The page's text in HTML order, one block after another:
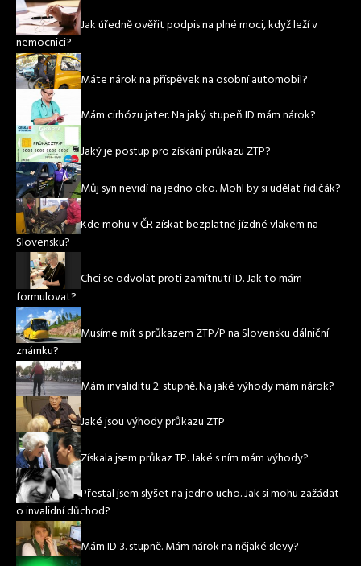
Jak úředně ověřit podpis na plné moci, když leží v
nemocnici?
Máte nárok na příspěvek na osobní automobil?
Mám cirhózu jater. Na jaký stupeň ID mám nárok?
Jaký je postup pro získání průkazu ZTP?
Můj syn nevidí na jedno oko. Mohl by si udělat řidičák?
Kde mohu v ČR získat bezplatné jízdné vlakem na
Slovensku?
Chci se odvolat proti zamítnutí ID. Jak to mám
formulovat?
Musíme mít s průkazem ZTP/P na Slovensku dálniční
známku?
Mám invaliditu 2. stupně. Na jaké výhody mám nárok?
Jaké jsou výhody průkazu ZTP
Získala jsem průkaz TP. Jaké s ním mám výhody?
Přestal jsem slyšet na jedno ucho. Jak si mohu zažádat
o invalidní důchod?
Mám ID 3. stupně. Mám nárok na nějaké slevy?